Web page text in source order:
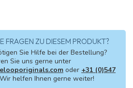
FRAGEN ZU DIESEM PRODUKT?
Sie Hilfe bei der Bestellung?
Sie uns gerne unter
oder +31 (0)547
helfen Ihnen gerne weiter!